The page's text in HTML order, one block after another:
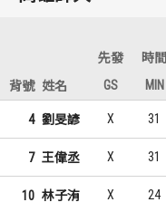
先發
時間
背號 姓名 GS MIN
4 劉旻諺 X 31
7 王偉丞 X 31
10 林子洧 X 24